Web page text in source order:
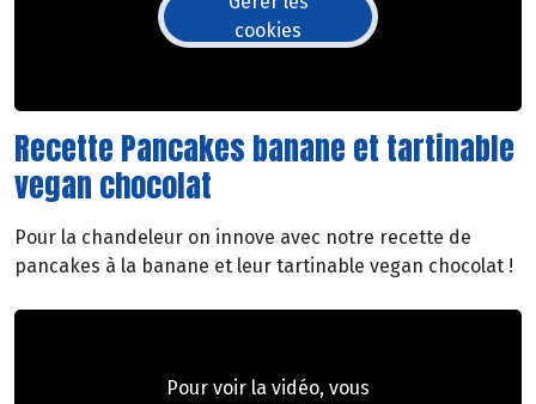
cookies
Recette Pancakes banane et tartinable
vegan chocolat
Pour la chandeleur on innove avec notre recette de
pancakes à la banane et leur tartinable vegan chocolat !
Pour voir la vidéo, vous